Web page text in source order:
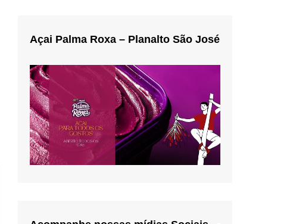
Açai Palma Roxa – Planalto São José